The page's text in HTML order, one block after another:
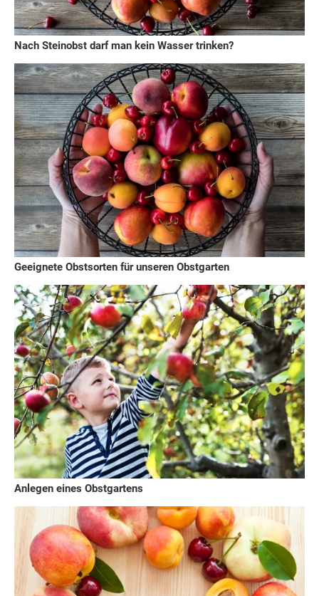
Nach Steinobst darf man kein Wasser trinken?
Geeignete Obstsorten für unseren Obstgarten
Anlegen eines Obstgartens